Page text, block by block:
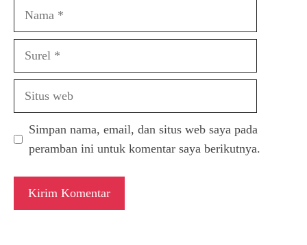
Nama
Surel
Situs
Simpan nama, email, dan situs web saya pada
peramban ini untuk komentar saya berikutnya.